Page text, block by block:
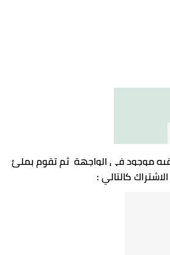
) هتلاقيه موجود فى الواجهة  ثم تقوم بملئ
كالتالي :